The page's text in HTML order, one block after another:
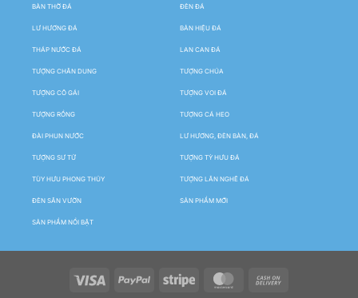
BÀN THỜ ĐÁ ĐÈN ĐÁ
LƯ HƯƠNG ĐÁ BẢN HIỆU ĐÁ
THÁP NƯỚC ĐÁ LAN CAN ĐÁ
TƯỢNG CHÂN DUNG TƯỢNG CHÚA
TƯỢNG CÔ GÁI TƯỢNG VOI ĐÁ
TƯỢNG RỒNG TƯỢNG CÁ HEO
ĐÀI PHUN NƯỚC LƯ HƯƠNG, ĐÈN BÀN, ĐÁ
TƯỢNG SƯ TỬ TƯỢNG TỲ HƯU ĐÁ
TÙY HƯU PHONG THỦY TƯỢNG LÂN NGHÊ ĐÁ
ĐÈN SÂN VƯỜN SẢN PHẨM MỚI
SẢN PHẨM NỔI BẬT